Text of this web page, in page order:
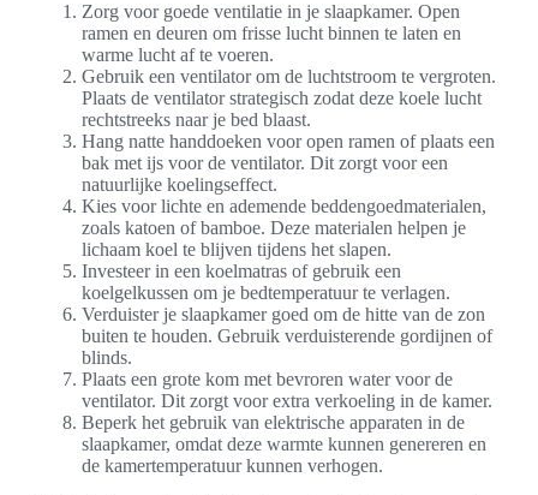
Zorg voor goede ventilatie in je slaapkamer. Open
ramen en deuren om frisse lucht binnen te laten en
warme lucht af te voeren.
Gebruik een ventilator om de luchtstroom te vergroten.
Plaats de ventilator strategisch zodat deze koele lucht
rechtstreeks naar je bed blaast.
Hang natte handdoeken voor open ramen of plaats een
bak met ijs voor de ventilator. Dit zorgt voor een
natuurlijke koelingseffect.
Kies voor lichte en ademende beddengoedmaterialen,
zoals katoen of bamboe. Deze materialen helpen je
lichaam koel te blijven tijdens het slapen.
Investeer in een koelmatras of gebruik een
koelgelkussen om je bedtemperatuur te verlagen.
Verduister je slaapkamer goed om de hitte van de zon
buiten te houden. Gebruik verduisterende gordijnen of
blinds.
Plaats een grote kom met bevroren water voor de
ventilator. Dit zorgt voor extra verkoeling in de kamer.
Beperk het gebruik van elektrische apparaten in de
slaapkamer, omdat deze warmte kunnen genereren en
de kamertemperatuur kunnen verhogen.